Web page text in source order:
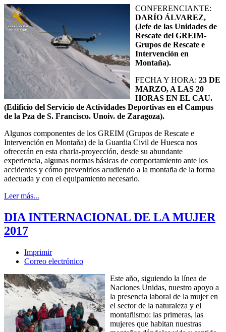
CONFERENCIANTE:
DARÍO ÁLVAREZ,
(Jefe de las Unidades de
Rescate del GREIM-
Grupos de Rescate e
Intervención en
Montaña).
FECHA Y HORA: 23 DE
MARZO, A LAS 20
HORAS EN EL CAU.
(Edificio del Servicio de Actividades Deportivas en el Campus
de la Pza de S. Francisco. Unoiv. de Zaragoza).
Algunos componentes de los GREIM (Grupos de Rescate e
Intervención en Montaña) de la Guardia Civil de Huesca nos
ofrecerán en esta charla-proyección, desde su abundante
experiencia, algunas normas básicas de comportamiento ante los
accidentes y cómo prevenirlos acudiendo a la montaña de la forma
adecuada y con el equipamiento necesario.
Leer más...
DIA INTERNACIONAL DE LA MUJER
2017
Imprimir
Correo electrónico
Este año, siguiendo la línea de
Naciones Unidas, nuestro apoyo a
la presencia laboral de la mujer en
el sector de la naturaleza y el
montañismo: las primeras, las
mujeres que habitan nuestras